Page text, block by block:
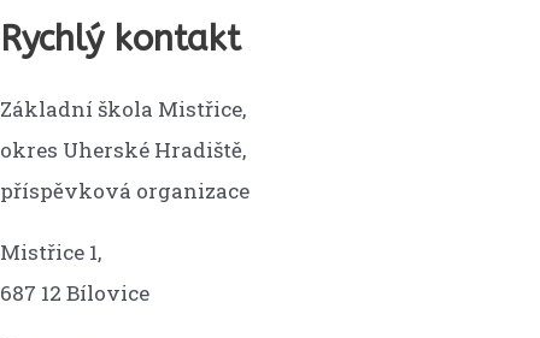
Rychlý kontakt
Základní škola Mistřice,
okres Uherské Hradiště,
příspěvková organizace
Mistřice 1,
687 12 Bílovice